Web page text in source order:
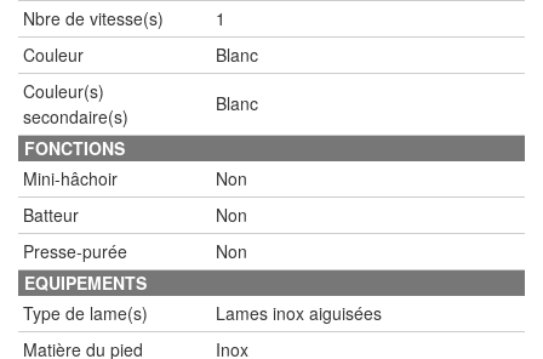
Nbre de vitesse(s)
1
Couleur
Blanc
Couleur(s)
secondaire(s)
Blanc
FONCTIONS
Mini-hâchoir
Non
Batteur
Non
Presse-purée
Non
EQUIPEMENTS
Type de lame(s)
Lames inox aiguisées
Matière du pied
Inox